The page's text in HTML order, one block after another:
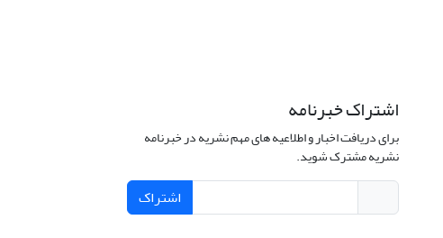
اشتراک خبرنامه
برای دریافت اخبار و اطلاعیه های مهم نشریه در خبرنامه
نشریه مشترک شوید.
اشتراک